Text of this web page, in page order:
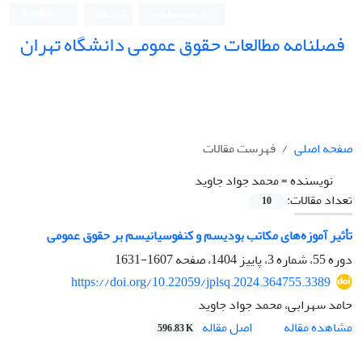
فصلنامه مطالعات حقوق عمومی دانشگاه تهران
صفحه اصلی
فهرست مقالات
نویسنده =محمد جواد جاوید
تعداد مقالات:
10
تأثیر آموزه‌های مکاتب بودیسم و کنفوسیانیسم بر حقوق عمومی
دوره 55، شماره 3، پاییز 1404، صفحه
1607-1631
https://doi.org/10.22059/jplsq.2024.364755.3389
حامد سهرابی، محمد جواد جاوید
مشاهده مقاله
اصل مقاله 596.83 K